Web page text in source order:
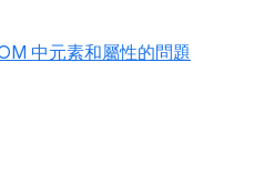
中元素和屬性的問題